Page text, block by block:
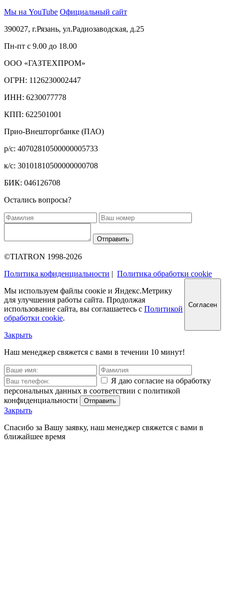
Мы на YouTube Официальный сайт
390027, г.Рязань, ул.Радиозаводская, д.25
Пн-пт с 9.00 до 18.00
ООО «ГАЗТЕХПРОМ»
ОГРН: 1126230002447
ИНН: 6230077778
КПП: 622501001
Прио-Внешторгбанке (ПАО)
р/с: 40702810500000005733
к/с: 30101810500000000708
БИК: 046126708
Остались вопросы?
Отправить
©TIATRON 1998-2026
Политика кофиденциальности
Политика обработки cookie
Мы используем файлы соокіе и Яндекс.Метрику
для улучшения работы сайта. Продолжая
использование сайта, вы соглашаетесь с Политикой
обработки cookie.
Согласен
Закрыть
Наш менеджер свяжется с вами в течении 10 минут!
Я даю согласие на обработку
персональных данных в соответствии с политикой
конфиденциальности
Отправить
Закрыть
Спасибо за Вашу заявку, наш менеджер свяжется с вами в
ближайшее время